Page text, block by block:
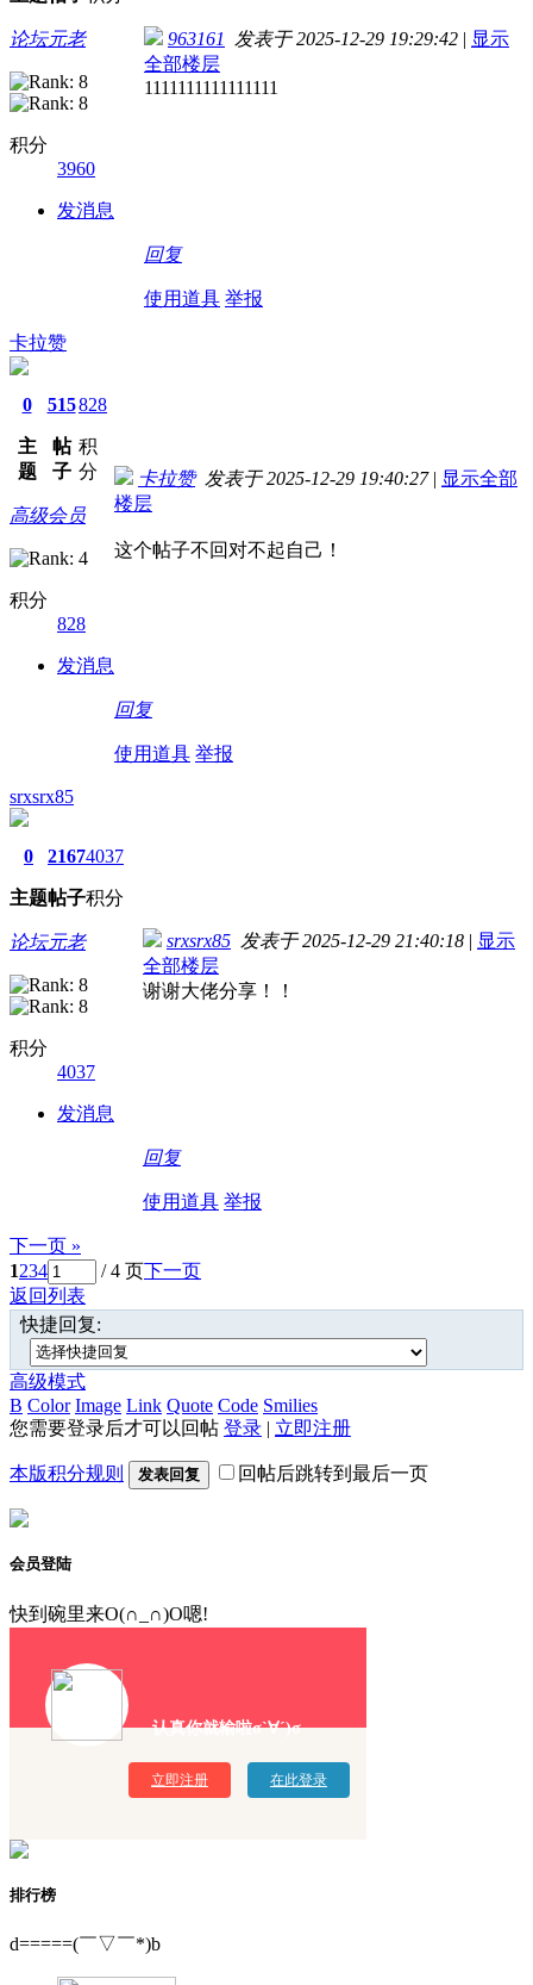
论坛元老
积分
3960
发消息
963161 发表于 2025-12-29 19:29:42 | 显示
全部楼层
1111111111111111
回复
使用道具 举报
卡拉赞
0
主
题
515
帖
子
828
积
分
高级会员
积分
828
发消息
卡拉赞发表于 2025-12-29 19:40:27 | 显示全部
楼层
这个帖子不回对不起自己！
回复
使用道具 举报
srxsrx85
0
主题
2167
帖子
4037
积分
论坛元老
积分
4037
发消息
srxsrx85 发表于 2025-12-29 21:40:18 | 显示
全部楼层
谢谢大佬分享！！
回复
使用道具 举报
下一页 »
1234 / 4 页下一页
返回列表
快捷回复:
高级模式
B Color Image Link Quote Code Smilies
您需要登录后才可以回帖 登录 | 立即注册
本版积分规则 发表回复 回帖后跳转到最后一页
会员登陆
快到碗里来O(∩_∩)O嗯!
认真你就输啦σ`∀´)σ
立即注册 在此登录
排行榜
d=====(￣▽￣*)b